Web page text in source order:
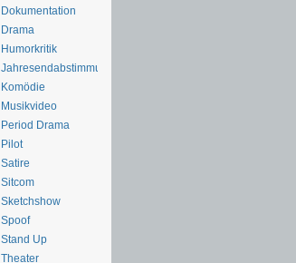
Dokumentation
Drama
Humorkritik
Jahresendabstimmung
Komödie
Musikvideo
Period Drama
Pilot
Satire
Sitcom
Sketchshow
Spoof
Stand Up
Theater